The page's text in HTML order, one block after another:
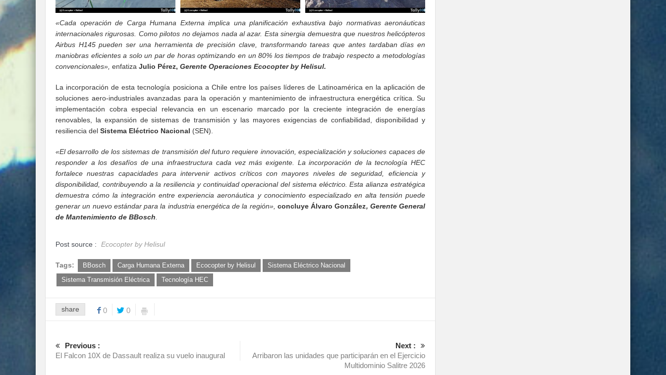
«Cada operación de Carga Humana Externa implica una planificación exhaustiva bajo normativas aeronáuticas
internacionales rigurosas. Como pilotos no dejamos nada al azar. Esta sinergia demuestra que nuestros helicópteros
Airbus H145 pueden ser una herramienta de precisión clave, transformando tareas que antes tardaban días en
maniobras eficientes a solo un par de horas optimizando en un 80% los tiempos de trabajo respecto a metodologías
convencionales», enfatiza Julio Pérez, Gerente Operaciones Ecocopter by Helisul.
La incorporación de esta tecnología posiciona a Chile entre los países líderes de Latinoamérica en la aplicación de
soluciones aero-industriales avanzadas para la operación y mantenimiento de infraestructura energética crítica. Su
implementación cobra especial relevancia en un escenario marcado por la creciente integración de energías
renovables, la expansión de sistemas de transmisión y las mayores exigencias de confiabilidad, disponibilidad y
resiliencia del Sistema Eléctrico Nacional (SEN).
«El desarrollo de los sistemas de transmisión del futuro requiere innovación, especialización y soluciones capaces de
responder a los desafíos de una infraestructura cada vez más exigente. La incorporación de la tecnología HEC
fortalece nuestras capacidades para intervenir activos críticos con mayores niveles de seguridad, eficiencia y
disponibilidad, contribuyendo a la resiliencia y continuidad operacional del sistema eléctrico. Esta alianza estratégica
demuestra cómo la integración entre experiencia aeronáutica y conocimiento especializado en alta tensión puede
generar un nuevo estándar para la industria energética de la región», concluyeÁlvaro González, Gerente General
de Mantenimiento de BBosch
Post source : Ecocopter by Helisul
Tags: BBosch Carga Humana Externa Ecocopter by Helisul
Sistema Eléctrico Nacional
Sistema Transmisión Eléctrica
Tecnología HEC
share 0 0
Previous :
El Falcon 10X de Dassault realiza su vuelo inaugural
Next :
Arribaron las unidades que participarán en el Ejercicio
Multidominio Salitre 2026